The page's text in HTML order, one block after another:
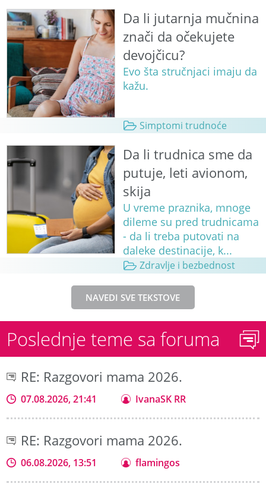
Da li jutarnja mučnina
znači da očekujete
devojčicu?
Evo šta stručnjaci imaju da
kažu.
Simptomi trudnoće
Da li trudnica sme da
putuje, leti avionom,
skija
U vreme praznika, mnoge
dileme su pred trudnicama
- da li treba putovati na
daleke destinacije, k...
Zdravlje i bezbednost
NAVEDI SVE TEKSTOVE
Poslednje teme sa foruma
RE: Razgovori mama 2026.
07.08.2026, 21:41 IvanaSK RR
RE: Razgovori mama 2026.
06.08.2026, 13:51 flamingos